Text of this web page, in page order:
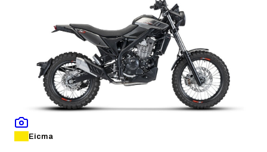
Eicma